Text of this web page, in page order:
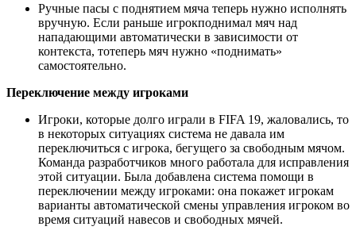
Ручные пасы с поднятием мяча теперь нужно исполнять
вручную. Если раньше игрокподнимал мяч над
нападающими автоматически в зависимости от
контекста, тотеперь мяч нужно «поднимать»
самостоятельно.
Переключение между игроками
Игроки, которые долго играли в FIFA 19, жаловались, то
в некоторых ситуациях система не давала им
переключиться с игрока, бегущего за свободным мячом.
Команда разработчиков много работала для исправления
этой ситуации. Была добавлена система помощи в
переключении между игроками: она покажет игрокам
варианты автоматической смены управления игроком во
время ситуаций навесов и свободных мячей.